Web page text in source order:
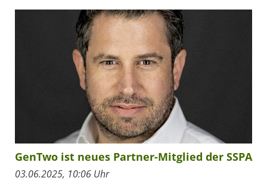
GenTwo ist neues Partner-Mitglied der SSPA
03.06.2025, 10:06 Uhr